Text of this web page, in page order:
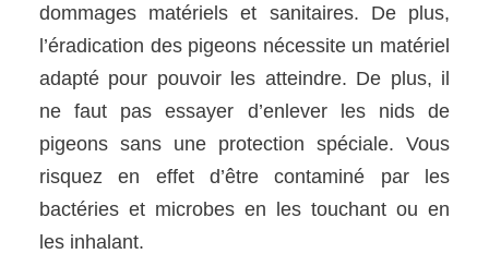
dommages matériels et sanitaires. De plus,
l’éradication des pigeons nécessite un matériel
adapté pour pouvoir les atteindre. De plus, il
ne faut pas essayer d’enlever les nids de
pigeons sans une protection spéciale. Vous
risquez en effet d’être contaminé par les
bactéries et microbes en les touchant ou en
les inhalant.